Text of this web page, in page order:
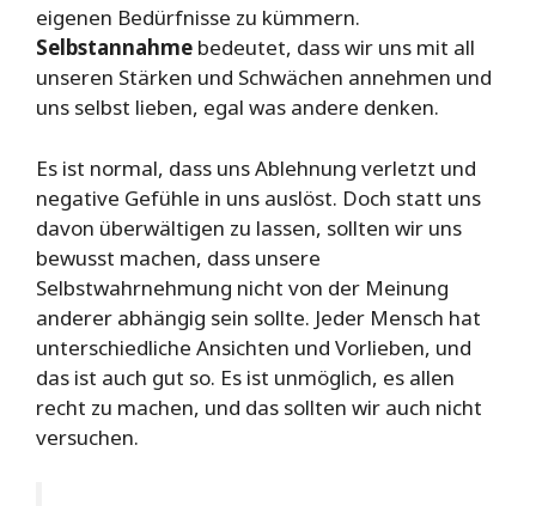
eigenen Bedürfnisse zu kümmern.
Selbstannahme bedeutet, dass wir uns mit all
unseren Stärken und Schwächen annehmen und
uns selbst lieben, egal was andere denken.
Es ist normal, dass uns Ablehnung verletzt und
negative Gefühle in uns auslöst. Doch statt uns
davon überwältigen zu lassen, sollten wir uns
bewusst machen, dass unsere
Selbstwahrnehmung nicht von der Meinung
anderer abhängig sein sollte. Jeder Mensch hat
unterschiedliche Ansichten und Vorlieben, und
das ist auch gut so. Es ist unmöglich, es allen
recht zu machen, und das sollten wir auch nicht
versuchen.